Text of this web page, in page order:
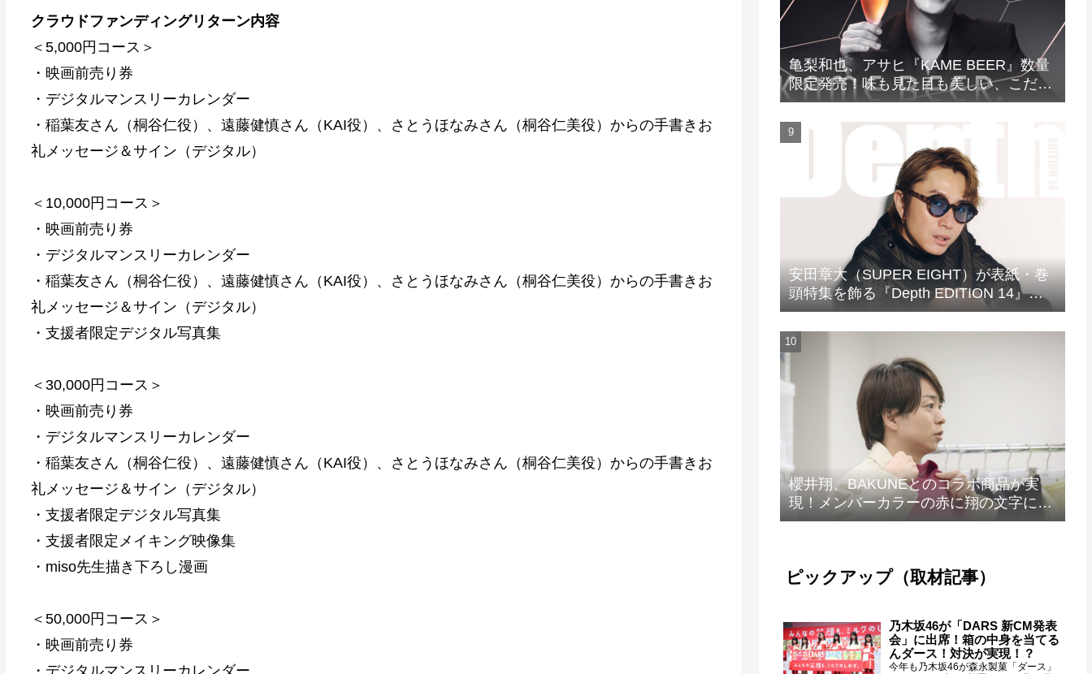
クラウドファンディングリターン内容
＜5,000円コース＞
・映画前売り券
・デジタルマンスリーカレンダー
・稲葉友さん（桐谷仁役）、遠藤健慎さん（KAI役）、さとうほなみさん（桐谷仁美役）からの手書きお
礼メッセージ＆サイン（デジタル）
＜10,000円コース＞
・映画前売り券
・デジタルマンスリーカレンダー
・稲葉友さん（桐谷仁役）、遠藤健慎さん（KAI役）、さとうほなみさん（桐谷仁美役）からの手書きお
礼メッセージ＆サイン（デジタル）
・支援者限定デジタル写真集
＜30,000円コース＞
・映画前売り券
・デジタルマンスリーカレンダー
・稲葉友さん（桐谷仁役）、遠藤健慎さん（KAI役）、さとうほなみさん（桐谷仁美役）からの手書きお
礼メッセージ＆サイン（デジタル）
・支援者限定デジタル写真集
・支援者限定メイキング映像集
・miso先生描き下ろし漫画
＜50,000円コース＞
・映画前売り券
亀梨和也、アサヒ『KAME BEER』数量
限定発売！味も見た目も美しい、こだわ
りのビールがついに完成
安田章大（SUPER EIGHT）が表紙・巻
頭特集を飾る『Depth EDITION 14』が
発売！
櫻井翔、BAKUNEとのコラボ商品が実
現！メンバーカラーの赤に翔の文字に着
想を得たデザイン
ピックアップ（取材記事）
乃木坂46が「DARS 新CM発表
会」に出席！箱の中身を当てる
んダース！対決が実現！？
今年も乃木坂46が森永製菓「ダース」